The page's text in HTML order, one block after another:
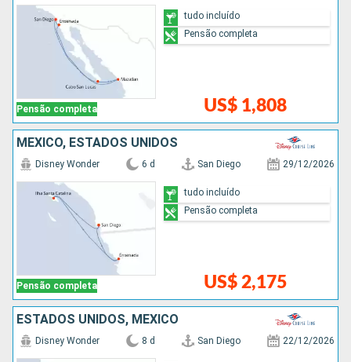
Pensão completa US$ 1,808
tudo incluído
Pensão completa
MÉXICO, ESTADOS UNIDOS
Pensão completa
Disney Wonder 6 d San Diego 29/12/2026
US$ 2,175
tudo incluído
Pensão completa
ESTADOS UNIDOS, MÉXICO
Disney Wonder 8 d San Diego 22/12/2026